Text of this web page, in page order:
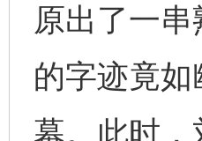
原出了一
的字迹竟
幕。此时